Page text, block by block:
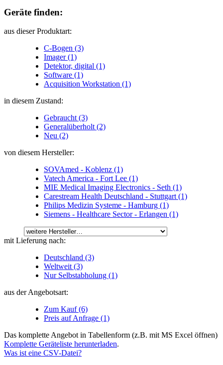
Geräte finden:
aus dieser Produktart:
C-Bogen (3)
Imager (1)
Detektor, digital (1)
Software (1)
Acquisition Workstation (1)
in diesem Zustand:
Gebraucht (3)
Generalüberholt (2)
Neu (2)
von diesem Hersteller:
SOVAmed - Koblenz (1)
Vatech America - Fort Lee (1)
MIE Medical Imaging Electronics - Seth (1)
Carestream Health Deutschland - Stuttgart (1)
Philips Medizin Systeme - Hamburg (1)
Siemens - Healthcare Sector - Erlangen (1)
mit Lieferung nach:
Deutschland (3)
Weltweit (3)
Nur Selbstabholung (1)
aus der Angebotsart:
Zum Kauf (6)
Preis auf Anfrage (1)
Das komplette Angebot in Tabellenform (z.B. mit MS Excel öffnen)
Komplette Geräteliste herunterladen.
Was ist eine CSV-Datei?